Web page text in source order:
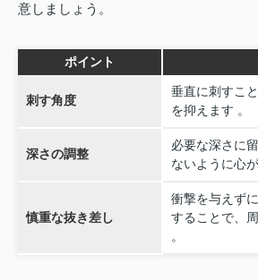
意しましょう。
ポイント
刺す角度
垂直に刺すこ
を抑えます 。
深さの調整
必要な深さに
ないように心
慎重な抜き差し
衝撃を与えず
することで、
。